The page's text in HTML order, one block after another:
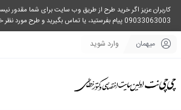
کاربران عزیز اگر خرید طرح از طریق وب سایت برای شما مقدور
09033063003 پیام بفرستید، یا تماس بگیرید و طرح مورد نظر خود را دریافت نمایید.
میهمان وارد شوید